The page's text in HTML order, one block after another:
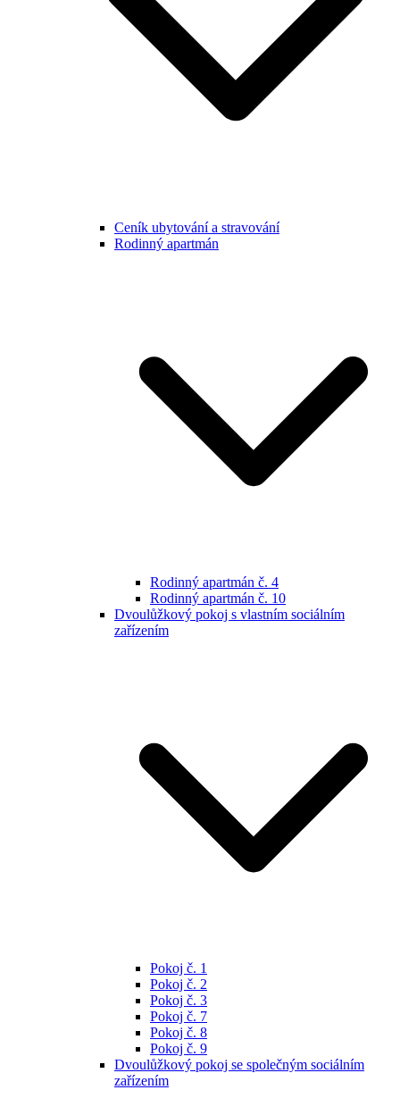
Ceník ubytování a stravování
Rodinný apartmán
Rodinný apartmán č. 4
Rodinný apartmán č. 10
Dvoulůžkový pokoj s vlastním sociálním
zařízením
Pokoj č. 1
Pokoj č. 2
Pokoj č. 3
Pokoj č. 7
Pokoj č. 8
Pokoj č. 9
Dvoulůžkový pokoj se společným sociálním
zařízením